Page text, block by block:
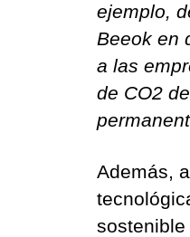
ejemplo,
Beeok en
a las
de CO2
Además,